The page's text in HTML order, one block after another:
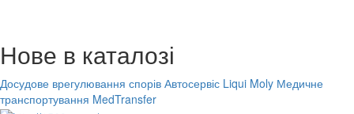
Нове в каталозі
Досудове врегулювання спорів Автосервіс Liqui Moly Медичне
транспортування MedTransfer